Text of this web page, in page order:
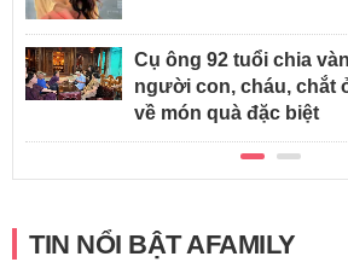
Cụ ông 92 tuổi chia
người con, cháu, chắt
về món quà đặc biệt
TIN NỔI BẬT AFAMILY